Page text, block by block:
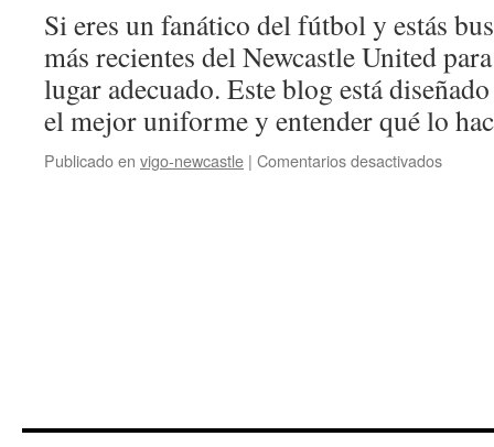
Si eres un fanático del fútbol y estás
más recientes del Newcastle United
lugar adecuado. Este blog está
el mejor uniforme y entender qué lo
Publicado en vigo-newcastle | Comentarios desactivadosen